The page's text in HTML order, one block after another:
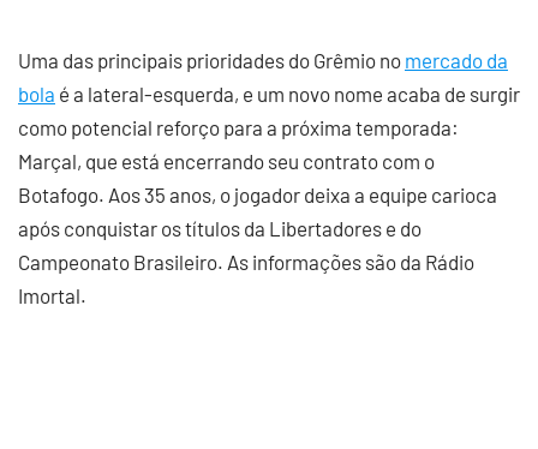
Uma das principais prioridades do Grêmio no mercado da
bola é a lateral-esquerda, e um novo nome acaba de surgir
como potencial reforço para a próxima temporada:
Marçal, que está encerrando seu contrato com o
Botafogo. Aos 35 anos, o jogador deixa a equipe carioca
após conquistar os títulos da Libertadores e do
Campeonato Brasileiro. As informações são da Rádio
Imortal.